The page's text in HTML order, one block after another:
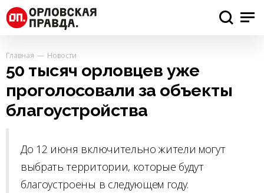
Главная Новости
50 тысяч орловцев уже
проголосовали за объекты
благоустройства
До 12 июня включительно жители могут
выбрать территории, которые будут
благоустроены в следующем году.